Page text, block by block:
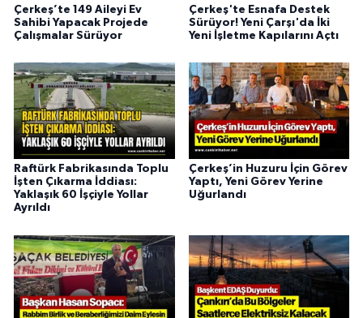
Çerkeş’te 149 Aileyi Ev
Sahibi Yapacak Projede
Çalışmalar Sürüyor
Çerkeş'te Esnafa Destek
Sürüyor! Yeni Çarşı'da İki
Yeni İşletme Kapılarını Açtı
Raftürk Fabrikasında Toplu
İşten Çıkarma İddiası:
Yaklaşık 60 İşçiyle Yollar
Ayrıldı
Çerkeş’in Huzuru İçin Görev
Yaptı, Yeni Görev Yerine
Uğurlandı